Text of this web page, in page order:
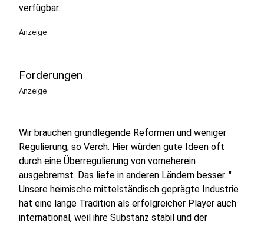
verfügbar.
Anzeige
Forderungen
Anzeige
Wir brauchen grundlegende Reformen und weniger
Regulierung, so Verch. Hier würden gute Ideen oft
durch eine Überregulierung von vorneherein
ausgebremst. Das liefe in anderen Ländern besser. "
Unsere heimische mittelständisch geprägte Industrie
hat eine lange Tradition als erfolgreicher Player auch
international, weil ihre Substanz stabil und der